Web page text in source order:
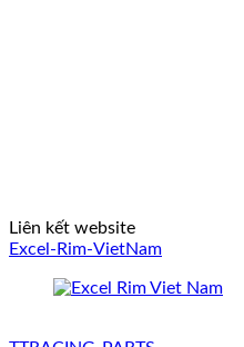
Liên kết website
Excel-Rim-VietNam